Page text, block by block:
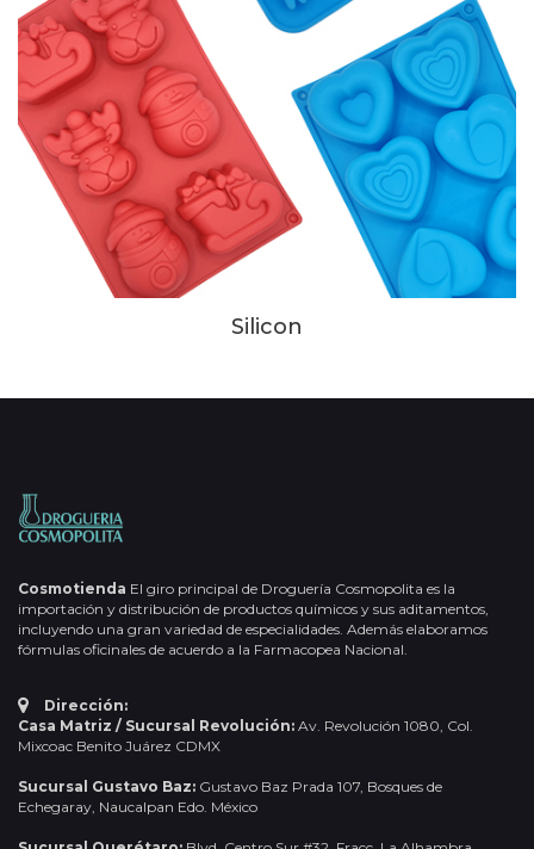
Silicon
Cosmotienda El giro principal de Droguería Cosmopolita es la
importación y distribución de productos químicos y sus aditamentos,
incluyendo una gran variedad de especialidades. Además elaboramos
fórmulas oficinales de acuerdo a la Farmacopea Nacional.
Dirección:
Casa Matriz / Sucursal Revolución: Av. Revolución 1080, Col.
Mixcoac Benito Juárez CDMX
Sucursal Gustavo Baz: Gustavo Baz Prada 107, Bosques de
Echegaray, Naucalpan Edo. México